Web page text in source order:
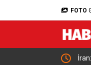
FOTO